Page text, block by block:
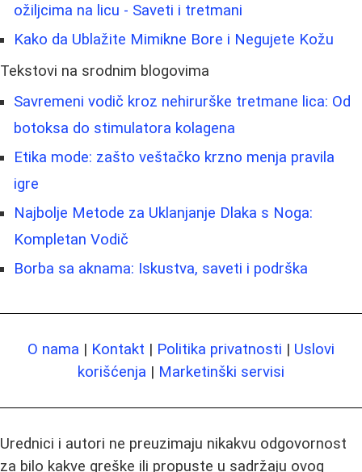
ožiljcima na licu - Saveti i tretmani
Kako da Ublažite Mimikne Bore i Negujete Kožu
Tekstovi na srodnim blogovima
Savremeni vodič kroz nehirurške tretmane lica: Od
botoksa do stimulatora kolagena
Etika mode: zašto veštačko krzno menja pravila
igre
Najbolje Metode za Uklanjanje Dlaka s Noga:
Kompletan Vodič
Borba sa aknama: Iskustva, saveti i podrška
O nama | Kontakt | Politika privatnosti | Uslovi
korišćenja | Marketinški servisi
Urednici i autori ne preuzimaju nikakvu odgovornost
za bilo kakve greške ili propuste u sadržaju ovog